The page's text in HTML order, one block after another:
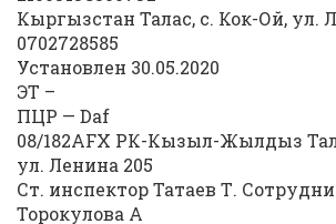
Кыргызстан Талас, с. Кок-Ой, ул.
0702728585
Установлен 30.05.2020
ЭТ –
ПЦР — Daf
08/182AFX РК-Кызыл-Жылдыз
ул. Ленина 205
Ст. инспектор Татаев Т.
Торокулова А